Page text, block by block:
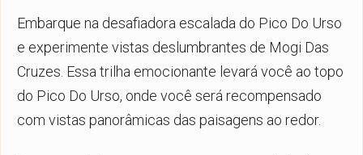
Embarque na desafiadora escalada do Pico Do Urso
e experimente vistas deslumbrantes de Mogi Das
Cruzes. Essa trilha emocionante levará você ao topo
do Pico Do Urso, onde você será recompensado
com vistas panorâmicas das paisagens ao redor.